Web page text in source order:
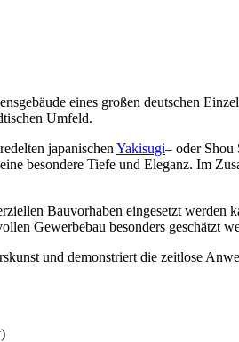
eines großen deutschen
Umfeld.
japanischen Yakisugi– oder Shou
besondere Tiefe und Eleganz. Im
Bauvorhaben eingesetzt werden
Gewerbebau besonders geschätzt
und demonstriert die zeitlose